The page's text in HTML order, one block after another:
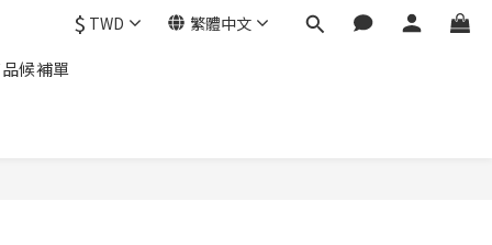
$ TWD 繁體中文
候補單